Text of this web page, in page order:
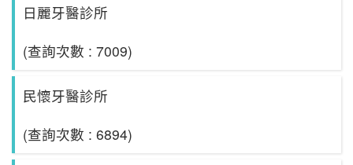
日麗牙醫診所
(查詢次數 : 7009)
民懷牙醫診所
(查詢次數 : 6894)